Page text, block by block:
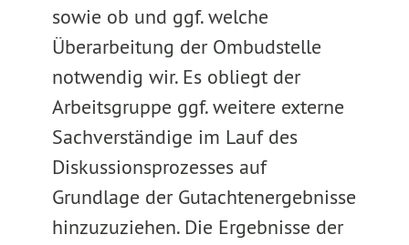
sowie ob und ggf. welche
Überarbeitung der Ombudstelle
notwendig wir. Es obliegt der
Arbeitsgruppe ggf. weitere externe
Sachverständige im Lauf des
Diskussionsprozesses auf
Grundlage der Gutachtenergebnisse
hinzuzuziehen. Die Ergebnisse der